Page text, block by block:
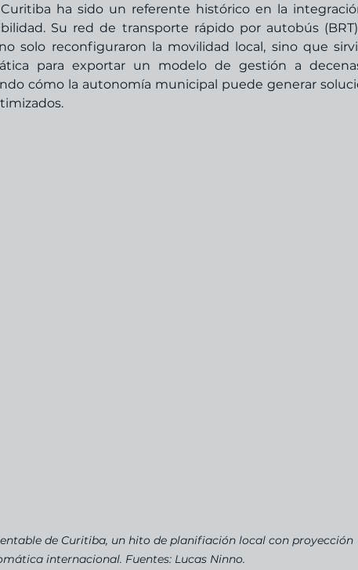
ha sido un referente histórico en la
Su red de transporte rápido por autobús
solo reconfiguraron la movilidad local, sino que
para exportar un modelo de gestión a
cómo la autonomía municipal puede generar
de Curitiba, un hito de planifiación local con proyección
internacional. Fuentes: Lucas Ninno.